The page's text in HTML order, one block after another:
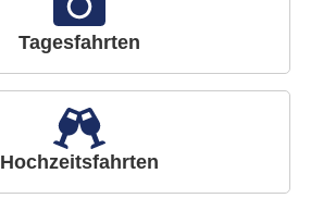
Tagesfahrten
Hochzeitsfahrten